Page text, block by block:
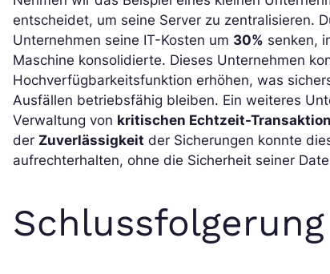
entscheidet, um seine Server zu zentralisieren.
Unternehmen seine IT-Kosten um 30% senken,
Maschine konsolidierte. Dieses Unternehmen
Hochverfügbarkeitsfunktion erhöhen, was
Ausfällen betriebsfähig bleiben. Ein weiteres
Verwaltung von kritischen Echtzeit-
der Zuverlässigkeit der Sicherungen konnte
aufrechterhalten, ohne die Sicherheit seiner
Schlussfolgerung